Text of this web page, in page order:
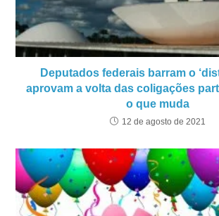
Deputados federais barram o
aprovam a volta das coligações
o que muda
12 de agosto de 2021